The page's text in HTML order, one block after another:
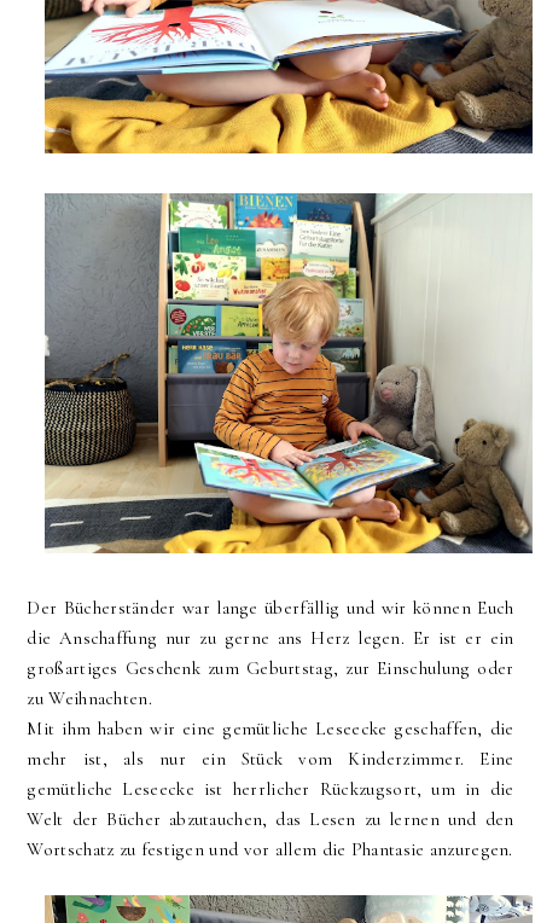
Der Bücherständer war lange überfällig und wir können Euch
die Anschaffung nur zu gerne ans Herz legen. Er ist er ein
großartiges Geschenk zum Geburtstag, zur Einschulung oder
zu Weihnachten.
Mit ihm haben wir eine gemütliche Leseecke geschaffen, die
mehr ist, als nur ein Stück vom Kinderzimmer. Eine
gemütliche Leseecke ist herrlicher Rückzugsort, um in die
Welt der Bücher abzutauchen, das Lesen zu lernen und den
Wortschatz zu festigen und vor allem die Phantasie anzuregen.